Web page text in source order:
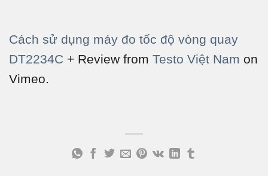
Cách sử dụng máy đo tốc độ vòng quay
DT2234C + Review from Testo Việt Nam on
Vimeo.